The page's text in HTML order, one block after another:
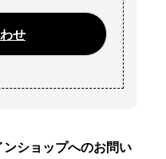
せ
ショップへのお問い